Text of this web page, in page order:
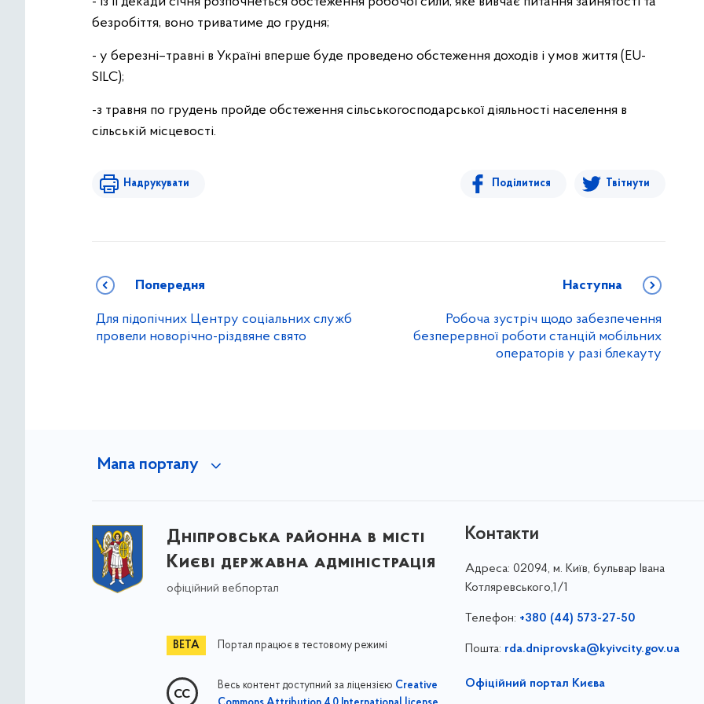
безробіття, воно триватиме до грудня;
- у березні–травні в Україні вперше буде проведено обстеження доходів і умов життя (EU-
SILC);
-з травня по грудень пройде обстеження сільськогосподарської діяльності населення в
сільській місцевості.
Надрукувати Поділитися Твітнути
Попередня
Для підопічних Центру соціальних служб
провели новорічно-різдвяне свято
Наступна
Робоча зустріч щодо забезпечення
безперервної роботи станцій мобільних
операторів у разі блекауту
Мапа порталу
Дніпровська районна в місті
Києві державна адміністрація
офіційний вебпортал
Портал працює в тестовому режимі
Весь контент доступний за ліцензією Creative
Контакти
Адреса: 02094, м. Київ, бульвар Івана
Котляревського,1/1
Телефон: +380 (44) 573-27-50
Пошта: rda.dniprovska@kyivcity.gov.ua
Офіційний портал Києва